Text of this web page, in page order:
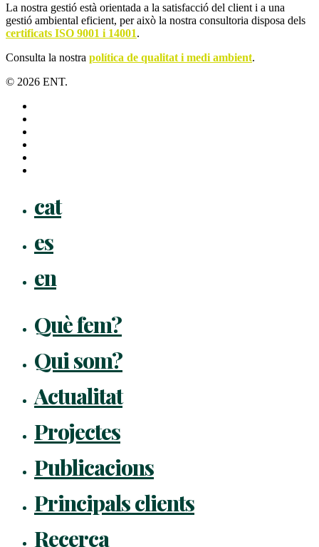
La nostra gestió està orientada a la satisfacció del client i a una
gestió ambiental eficient, per això la nostra consultoria disposa dels
certificats ISO 9001 i 14001.
Consulta la nostra política de qualitat i medi ambient.
© 2026 ENT.
cat
es
en
Què fem?
Qui som?
Actualitat
Projectes
Publicacions
Principals clients
Recerca